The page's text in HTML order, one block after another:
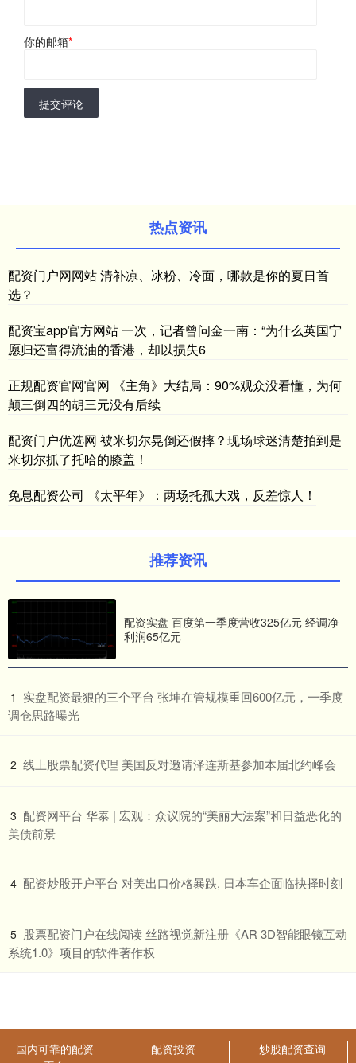
你的邮箱*
提交评论
热点资讯
配资门户网网站 清补凉、冰粉、冷面，哪款是你的夏日首
选？
配资宝app官方网站 一次，记者曾问金一南：“为什么英国宁
愿归还富得流油的香港，却以损失6
正规配资官网官网 《主角》大结局：90%观众没看懂，为何
颠三倒四的胡三元没有后续
配资门户优选网 被米切尔晃倒还假摔？现场球迷清楚拍到是
米切尔抓了托哈的膝盖！
免息配资公司 《太平年》：两场托孤大戏，反差惊人！
推荐资讯
配资实盘 百度第一季度营收325亿元 经调净
利润65亿元
1 ​实盘配资最狠的三个平台 张坤在管规模重回600亿元，一季度
调仓思路曝光
2 ​线上股票配资代理 美国反对邀请泽连斯基参加本届北约峰会
3 ​配资网平台 华泰 | 宏观：众议院的“美丽大法案”和日益恶化的
美债前景
4 ​配资炒股开户平台 对美出口价格暴跌, 日本车企面临抉择时刻
5 ​股票配资门户在线阅读 丝路视觉新注册《AR 3D智能眼镜互动
系统1.0》项目的软件著作权
国内可靠的配资
配资投资 炒股配资查询